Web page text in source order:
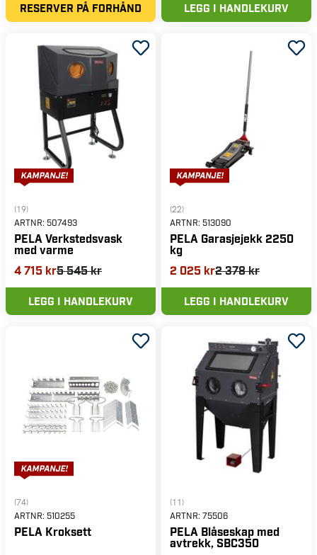
RESERVER PÅ FORHÅND LEGG I HANDLEKURV
(19)
ARTNR: 507493
PELA Verkstedsvask
med varme
4 715 kr5 545 kr
LEGG I HANDLEKURV
(22)
ARTNR: 513090
PELA Garasjejekk 2250
kg
2 025 kr2 378 kr
LEGG I HANDLEKURV
(74)
ARTNR: 510255
PELA Kroksett
(11)
ARTNR: 75506
PELA Blåseskap med
avtrekk, SBC350